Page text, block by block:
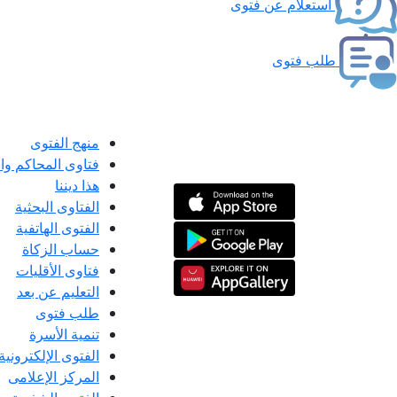
استعلام عن فتوى
طلب فتوى
منهج الفتوى
فتاوى المحاكم
هذا ديننا
الفتاوى البحثية
الفتوى الهاتفية
حساب الزكاة
فتاوى الأقليات
التعليم عن بعد
طلب فتوى
تنمية الأسرة
الفتوى
المركز الإعلامى